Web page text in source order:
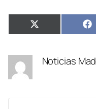
Compartir
en
X
(Twitter)
Noticias